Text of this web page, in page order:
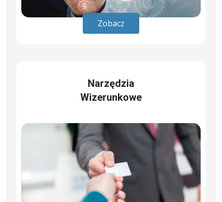
Zobacz
Narzędzia
Wizerunkowe